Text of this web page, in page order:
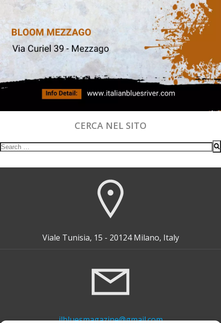
CERCA NEL SITO
Search
Viale Tunisia, 15 - 20124 Milano, Italy
ilbluesmagazine@gmail.com